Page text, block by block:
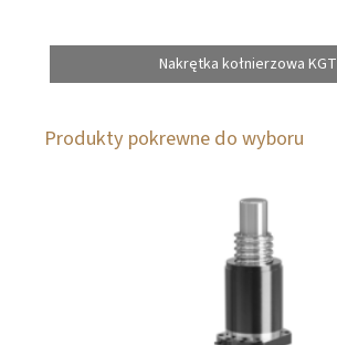
Nakrętka kołnierzowa KGT
Produkty pokrewne do wyboru